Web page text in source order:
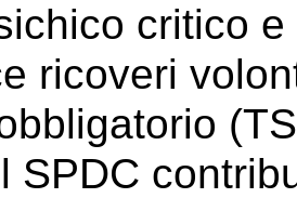
critico e
ricoveri
SPDC